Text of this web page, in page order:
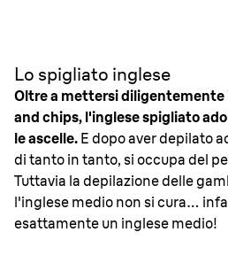
Lo spigliato inglese
Oltre a mettersi diligentemente
and chips, l'inglese spigliato
le ascelle. E dopo aver depilato
di tanto in tanto, si occupa del
Tuttavia la depilazione delle
l'inglese medio non si cura…
esattamente un inglese medio!